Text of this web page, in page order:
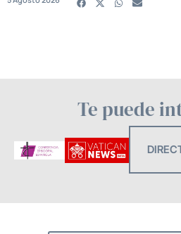
Te puede